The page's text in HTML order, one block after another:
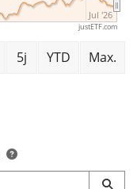
Jul '26
justETF.com
5j YTD Max.